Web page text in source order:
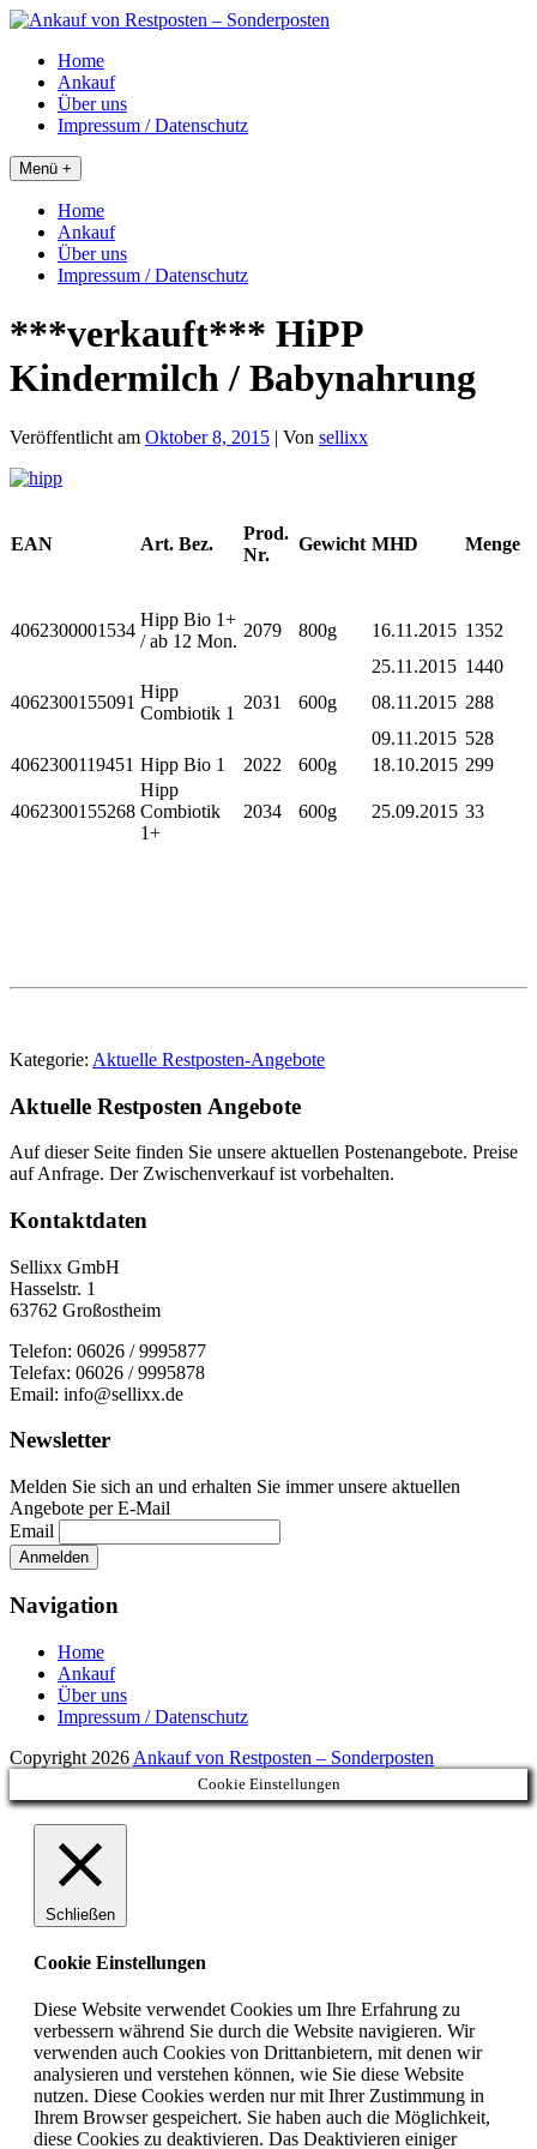
Skip
contentHome
Ankauf
Über uns
Impressum / Datenschutz
Menü +
Home
Ankauf
Über uns
Impressum / Datenschutz
***verkauft*** HiPP
Kindermilch / Babynahrung
Veröffentlicht am Oktober 8, 2015 | Von sellixx
EAN Art. Bez.
Prod.
Nr.
Gewicht MHD Menge
4062300001534
Hipp Bio 1+
/ ab 12 Mon.
2079 800g 16.11.2015 1352
25.11.2015 1440
4062300155091
Hipp
Combiotik 1
2031 600g 08.11.2015 288
09.11.2015 528
4062300119451 Hipp Bio 1 2022 600g 18.10.2015 299
4062300155268
Hipp
Combiotik
1+
2034 600g 25.09.2015 33
Kategorie: Aktuelle Restposten-Angebote
Aktuelle Restposten Angebote
Auf dieser Seite finden Sie unsere aktuellen Postenangebote. Preise
auf Anfrage. Der Zwischenverkauf ist vorbehalten.
Kontaktdaten
Sellixx GmbH
Hasselstr. 1
63762 Großostheim
Telefon: 06026 / 9995877
Telefax: 06026 / 9995878
Email: info@sellixx.de
Newsletter
Melden Sie sich an und erhalten Sie immer unsere aktuellen
Angebote per E-Mail
Email
Navigation
Home
Ankauf
Über uns
Impressum / Datenschutz
Copyright 2026 Ankauf von Restposten – Sonderposten
Cookie Einstellungen
Schließen
Cookie Einstellungen
Diese Website verwendet Cookies um Ihre Erfahrung zu
verbessern während Sie durch die Website navigieren. Wir
verwenden auch Cookies von Drittanbietern, mit denen wir
analysieren und verstehen können, wie Sie diese Website
nutzen. Diese Cookies werden nur mit Ihrer Zustimmung in
Ihrem Browser gespeichert. Sie haben auch die Möglichkeit,
diese Cookies zu deaktivieren. Das Deaktivieren einiger